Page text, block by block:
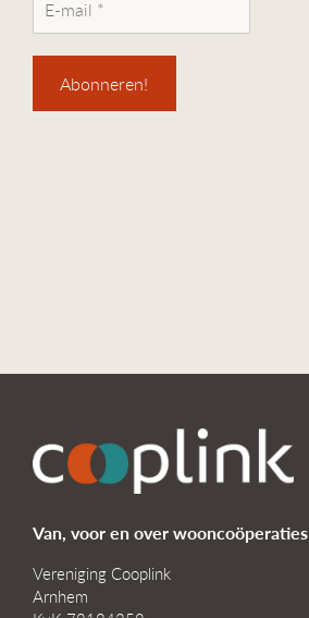
Van, voor en over wooncoöperaties
Vereniging Cooplink
Arnhem